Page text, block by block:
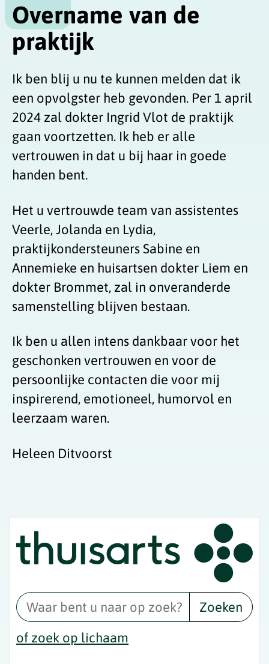
Overname van de
praktijk
Ik ben blij u nu te kunnen melden dat ik
een opvolgster heb gevonden. Per 1 april
2024 zal dokter Ingrid Vlot de praktijk
gaan voortzetten. Ik heb er alle
vertrouwen in dat u bij haar in goede
handen bent.
Het u vertrouwde team van assistentes
Veerle, Jolanda en Lydia,
praktijkondersteuners Sabine en
Annemieke en huisartsen dokter Liem en
dokter Brommet, zal in onveranderde
samenstelling blijven bestaan.
Ik ben u allen intens dankbaar voor het
geschonken vertrouwen en voor de
persoonlijke contacten die voor mij
inspirerend, emotioneel, humorvol en
leerzaam waren.
Heleen Ditvoorst
Zoeken
of zoek op lichaam